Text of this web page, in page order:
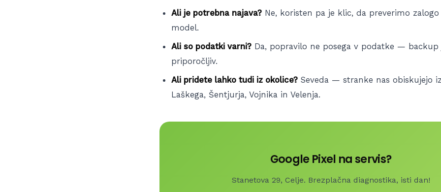
Ali je potrebna najava? Ne, koristen pa je klic, da preverimo zalogo
model.
Ali so podatki varni? Da, popravilo ne posega v podatke — backup
priporočljiv.
Ali pridete lahko tudi iz okolice? Seveda — stranke nas obiskujejo
Laškega, Šentjurja, Vojnika in Velenja.
Google Pixel na servis?
Stanetova 29, Celje. Brezplačna diagnostika, isti dan!